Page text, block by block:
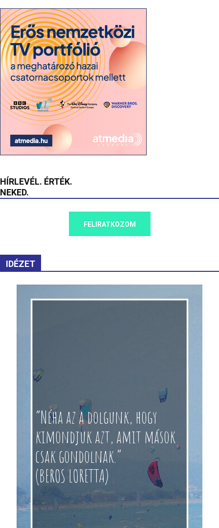
HÍRLEVÉL. ÉRTÉK.
NEKED.
FELIRATKOZOM
IDÉZET
“Néha az a dolgunk, hogy
kimondjuk azt, amit mások
csak gondolnak.”
(BEROS LORETTA)